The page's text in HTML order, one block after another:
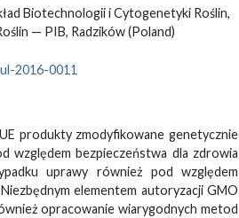
Biotechnologii i Cytogenetyki Roślin,
— PIB, Radzików(Poland)
2016-0011
produkty zmodyfikowane genetycznie
względem bezpieczeństwa dla zdrowia
uprawy również pod względem
elementem autoryzacji GMO
opracowanie wiarygodnych metod